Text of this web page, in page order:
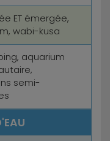
ET émergée,
wabi-kusa
aquarium
semi-